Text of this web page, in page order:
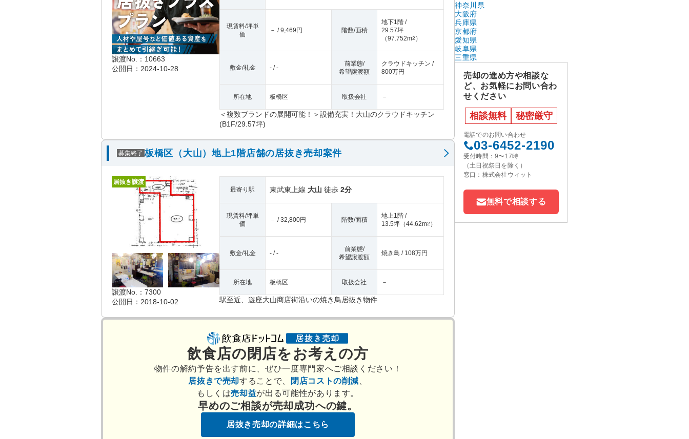
譲渡No.：10663
公開日：2024-10-28
現賃料/坪単
価
－ / 9,469円 階数/面積
地下1階 /
29.57坪
（97.752m2 ）
敷金/礼金 - / -
前業態/
希望譲渡額
クラウドキッチン /
800万円
所在地 板橋区 取扱会社 －
＜複数ブランドの展開可能！＞設備充実！大山のクラウドキッチン
(B1F/29.57坪)
募集終了 板橋区（大山）地上1階店舗の居抜き売却案件
居抜き譲渡
譲渡No.：7300
公開日：2018-10-02
最寄り駅 東武東上線 大山 徒歩 2分
現賃料/坪単
価
－ / 32,800円 階数/面積
地上1階 /
13.5坪 （44.62m2 ）
敷金/礼金 - / -
前業態/
希望譲渡額
焼き鳥 / 108万円
所在地 板橋区 取扱会社 －
駅至近、遊座大山商店街沿いの焼き鳥居抜き物件
飲食店の閉店をお考えの方
物件の解約予告を出す前に、ぜひ一度専門家へご相談ください！
居抜きで売却することで、 閉店コストの削減
もしくは売却益が出る可能性があります。
早めのご相談が売却成功への鍵。
居抜き売却の詳細はこちら
神奈川県
大阪府
兵庫県
京都府
愛知県
岐阜県
三重県
売却の進め方や相談な
ど、お気軽にお問い合わ
せください
相談無料 秘密厳守
電話でのお問い合わせ
03-6452-2190
受付時間：9〜17時
（土日祝祭日を除く）
窓口：株式会社ウィット
無料で相談する